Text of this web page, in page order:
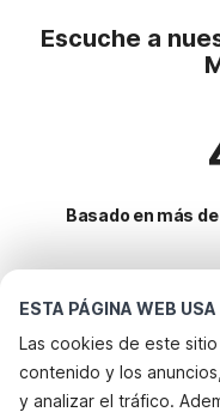
ESTA PÁGINA WEB
Las cookies de este
contenido y los
y analizar el tráfico.
Escuche a
Basado en más
Destinos más
Ciudades con los
Alquileres vacacionales